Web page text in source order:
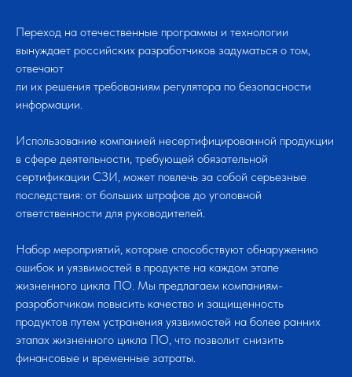
Переход на отечественные программы и технологии
вынуждает российских разработчиков задуматься о том,
отвечают
ли их решения требованиям регулятора по безопасности
информации.
Использование компанией несертифицированной продукции
в сфере деятельности, требующей обязательной
сертификации СЗИ, может повлечь за собой серьезные
последствия: от больших штрафов до уголовной
ответственности для руководителей.
Набор мероприятий, которые способствуют обнаружению
ошибок и уязвимостей в продукте на каждом этапе
жизненного цикла ПО. Мы предлагаем компаниям-
разработчикам повысить качество и защищенность
продуктов путем устранения уязвимостей на более ранних
этапах жизненного цикла ПО, что позволит снизить
финансовые и временные затраты.